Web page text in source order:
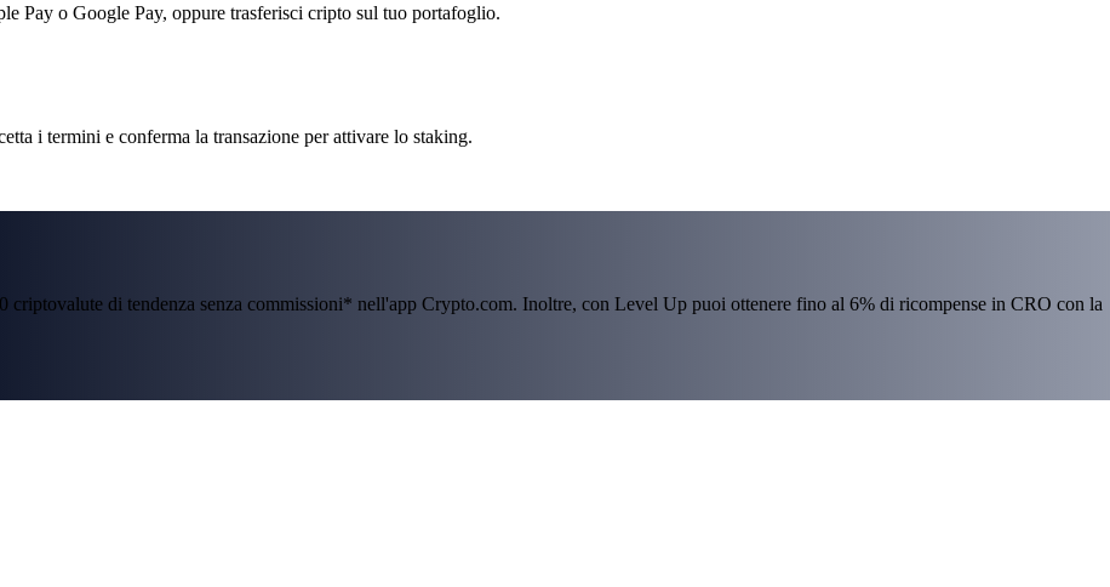
Pay o Google Pay, oppure trasferisci cripto sul tuo portafoglio.
i termini e conferma la transazione per attivare lo staking.
di tendenza senza commissioni* nell'app Crypto.com. Inoltre, con Level Up puoi ottenere fino al 6% di ricompense in CRO con la